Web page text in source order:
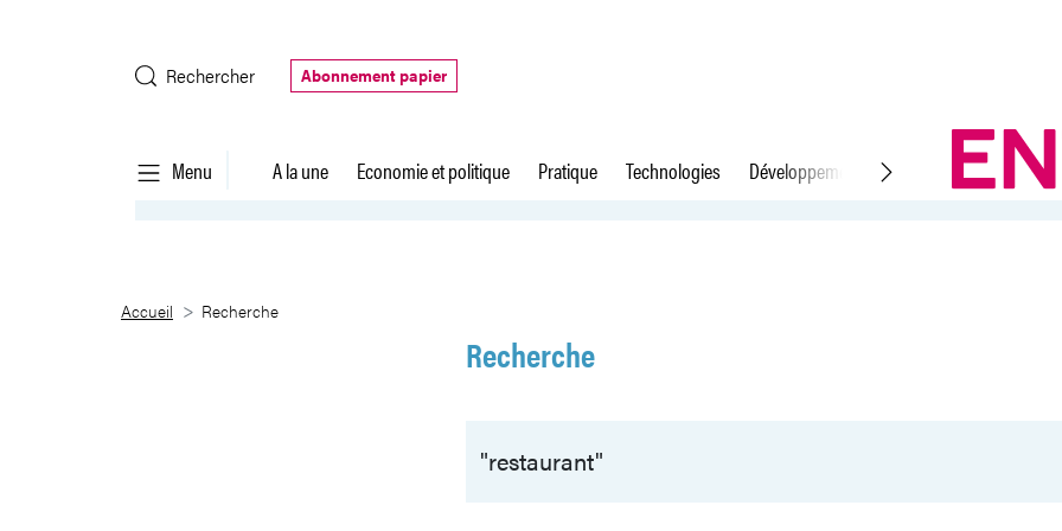
Rechercher
Abonnement papier
Menu A la une Economie et politique Pratique Technologies Développement durable Droit du travail
Recherche
Accueil Recherche
Recherche